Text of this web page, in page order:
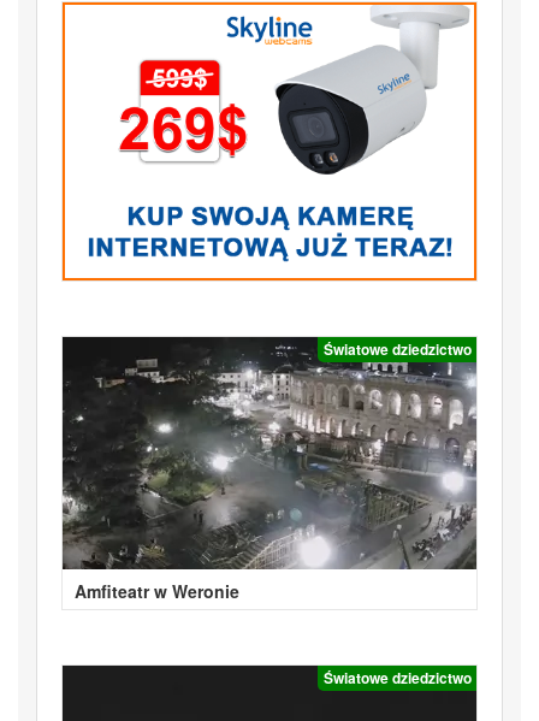
Światowe dziedzictwo
Amfiteatr w Weronie
Światowe dziedzictwo